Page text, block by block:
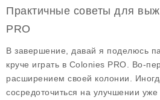
Практичные советы для
PRO
В завершение, давай я поделюсь
круче играть в Colonies PRO . Во-
расширением своей колонии.
сосредоточиться на улучшении